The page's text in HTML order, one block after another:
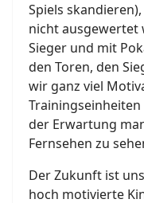
Spiels
nicht ausgewertet
Sieger und mit
den Toren, den
wir ganz viel
der Erwartung
Fernsehen zu
Der Zukunft ist
hoch motivierte